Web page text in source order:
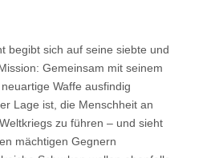
begibt sich auf seine siebte und
Gemeinsam mit seinem
Waffe ausfindig
Lage ist, die Menschheit an
zu führen – und sieht
mächtigen Gegnern